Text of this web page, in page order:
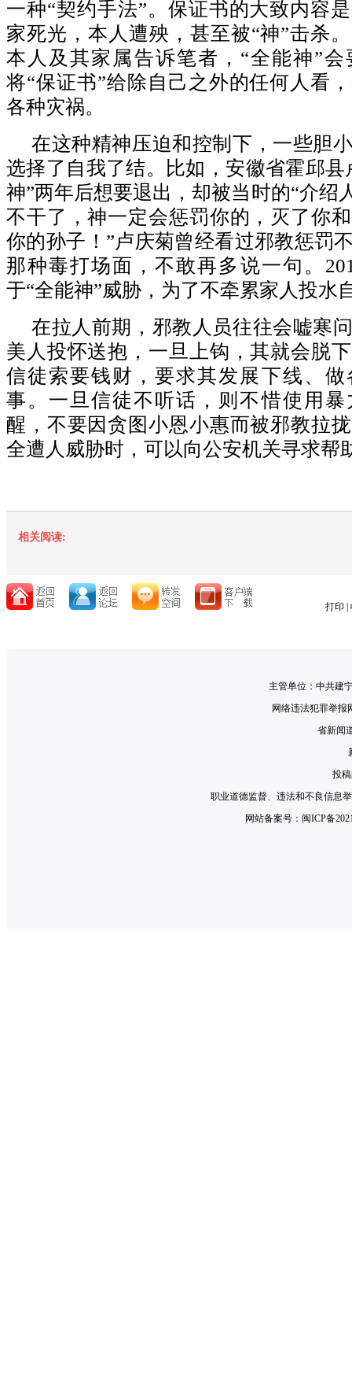
一种“契约手法”。保证书的大致内容
家死光，本人遭殃，甚至被“神”击杀
本人及其家属告诉笔者，“全能神”
将“保证书”给除自己之外的任何人看
各种灾祸。
在这种精神压迫和控制下，一些胆
选择了自我了结。比如，安徽省霍邱县
神”两年后想要退出，却被当时的“介绍
不干了，神一定会惩罚你的，灭了你
你的孙子！”卢庆菊曾经看过邪教惩罚
那种毒打场面，不敢再多说一句。
于“全能神”威胁，为了不牵累家人投水
在拉人前期，邪教人员往往会嘘寒
美人投怀送抱，一旦上钩，其就会脱
信徒索要钱财，要求其发展下线、
事。一旦信徒不听话，则不惜使用
醒，不要因贪图小恩小惠而被邪教拉
全遭人威胁时，可以向公安机关寻求帮
相关阅读:
打印
主管单位：中共建
网络违法犯罪举报
省新闻
投稿
职业道德监督、违法和不良信息举
网站备案号： 闽ICP备